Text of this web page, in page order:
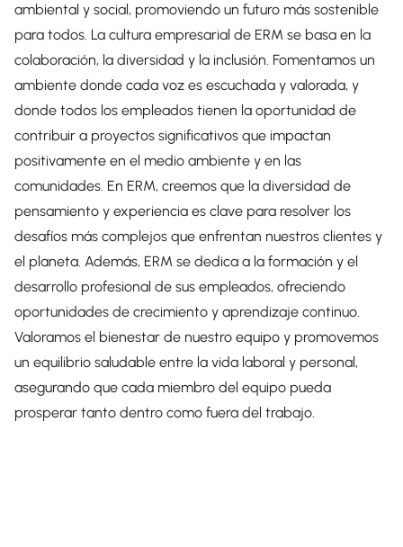
ambiental y social, promoviendo un futuro más sostenible
para todos. La cultura empresarial de ERM se basa en la
colaboración, la diversidad y la inclusión. Fomentamos un
ambiente donde cada voz es escuchada y valorada, y
donde todos los empleados tienen la oportunidad de
contribuir a proyectos significativos que impactan
positivamente en el medio ambiente y en las
comunidades. En ERM, creemos que la diversidad de
pensamiento y experiencia es clave para resolver los
desafíos más complejos que enfrentan nuestros clientes y
el planeta. Además, ERM se dedica a la formación y el
desarrollo profesional de sus empleados, ofreciendo
oportunidades de crecimiento y aprendizaje continuo.
Valoramos el bienestar de nuestro equipo y promovemos
un equilibrio saludable entre la vida laboral y personal,
asegurando que cada miembro del equipo pueda
prosperar tanto dentro como fuera del trabajo.